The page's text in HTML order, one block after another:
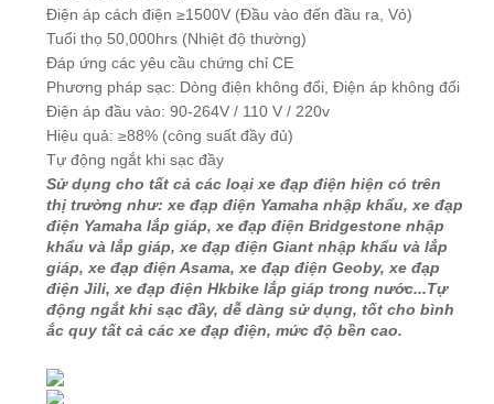
Điện áp cách điện ≥1500V (Đầu vào đến đầu ra, Vỏ)
Tuổi thọ 50,000hrs (Nhiệt độ thường)
Đáp ứng các yêu cầu chứng chỉ CE
Phương pháp sạc: Dòng điện không đổi, Điện áp không đổi
Điện áp đầu vào: 90-264V / 110 V / 220v
Hiệu quả: ≥88% (công suất đầy đủ)
Tự động ngắt khi sạc đầy
Sử dụng cho tất cả các loại xe đạp điện hiện có trên
thị trường như: xe đạp điện Yamaha nhập khẩu, xe đạp
điện Yamaha lắp giáp, xe đạp điện Bridgestone nhập
khẩu và lắp giáp, xe đạp điện Giant nhập khẩu và lắp
giáp, xe đạp điện Asama, xe đạp điện Geoby, xe đạp
điện Jili, xe đạp điện Hkbike lắp giáp trong nước...Tự
động ngắt khi sạc đầy, dễ dàng sử dụng, tốt cho bình
ắc quy tất cả các xe đạp điện, mức độ bền cao.